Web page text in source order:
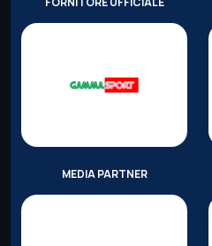
MEDIA PARTNER